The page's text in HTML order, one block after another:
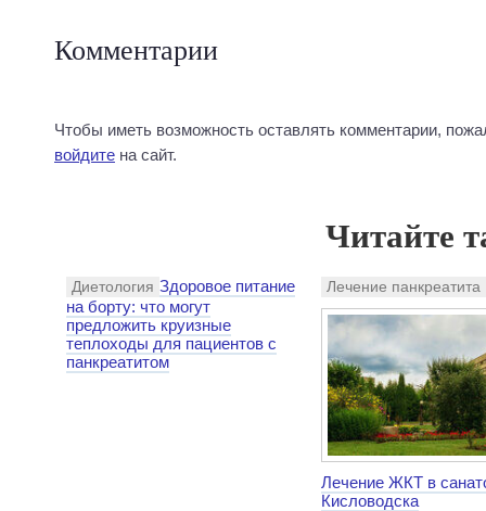
Комментарии
Чтобы иметь возможность оставлять комментарии,
войдите на сайт.
Читайте
Диетология Здоровое питание
на борту: что могут
предложить круизные
теплоходы для пациентов с
панкреатитом
Лечение панкреатита
Лечение ЖКТ в
Кисловодска